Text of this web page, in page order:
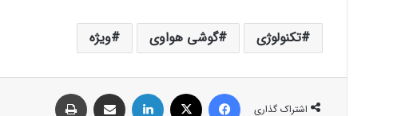
تکنولوژی گوشی هواوی ویژه
اشتراک گذاری